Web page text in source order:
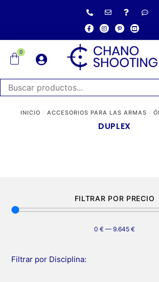
0
INICIO / ACCESORIOS PARA LAS ARMAS /
DUPLEX
FILTRAR POR PRECIO
0 € — 9.645 €
Filtrar por Disciplina: